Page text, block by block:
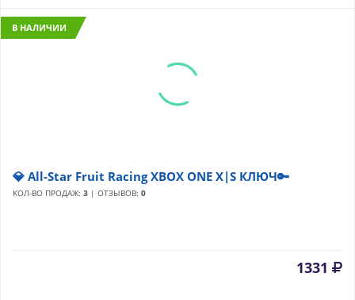
В НАЛИЧИИ
💎 All-Star Fruit Racing XBOX ONE X|S КЛЮЧ🔑
КОЛ-ВО ПРОДАЖ: 3 | ОТЗЫВОВ: 0
1331